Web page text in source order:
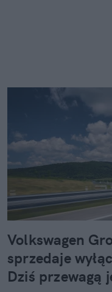
Volkswagen
sprzedaje
Dziś przewagą